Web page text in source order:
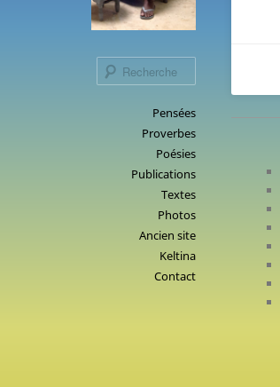
Pensées
Proverbes
Poésies
Publications
Textes
Photos
Ancien site
Keltina
Contact